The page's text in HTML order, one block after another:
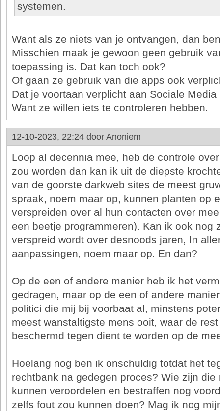
systemen.
Want als ze niets van je ontvangen, dan
Misschien maak je gewoon geen gebruik
toepassing is. Dat kan toch ook?
Of gaan ze gebruik van die apps ook
Dat je voortaan verplicht aan Sociale
Want ze willen iets te controleren hebben.
12-10-2023, 22:24 door Anoniem
Loop al decennia mee, heb de controle
zou worden dan kan ik uit de diepste
van de goorste darkweb sites de meest
spraak, noem maar op, kunnen planten op
verspreiden over al hun contacten over
een beetje programmeren). Kan ik ook nog
verspreid wordt over desnoods jaren, In
aanpassingen, noem maar op. En dan?
Op de een of andere manier heb ik het
gedragen, maar op de een of andere
politici die mij bij voorbaat al, minstens
meest wanstaltigste mens ooit, waar de
beschermd tegen dient te worden op de
Hoelang nog ben ik onschuldig totdat het
rechtbank na gedegen proces? Wie zijn
kunnen veroordelen en bestraffen nog
zelfs fout zou kunnen doen? Mag ik nog